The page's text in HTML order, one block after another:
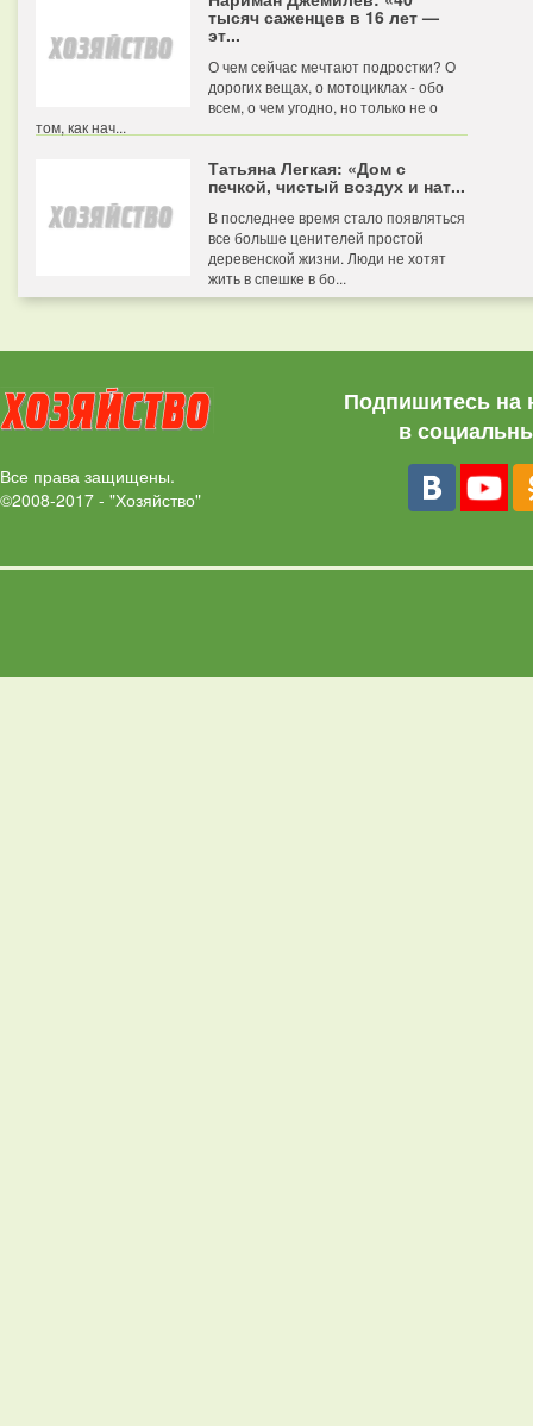
тысяч саженцев в 16 лет —
эт...
О чем сейчас мечтают подростки? О
дорогих вещах, о мотоциклах - обо
всем, о чем угодно, но только не о
том, как нач...
Татьяна Легкая: «Дом с
печкой, чистый воздух и нат...
В последнее время стало появляться
все больше ценителей простой
деревенской жизни. Люди не хотят
жить в спешке в бо...
Все права защищены.
©2008-2017 - "Хозяйство"
Подпишитесь на
в